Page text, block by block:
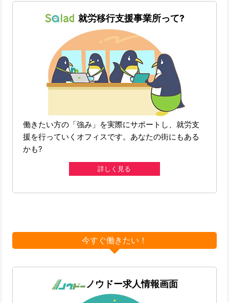
就労移行支援事業所って?
働きたい方の「強み」を実際にサポートし、就労支
援を行っていくオフィスです。あなたの街にもある
かも?
詳しく見る
今すぐ働きたい！
ノウドー求人情報画面